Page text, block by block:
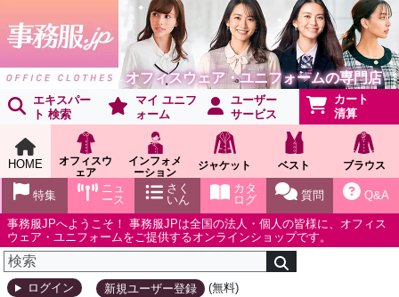
オフィスウェア・ユニフォームの専門店
エキスパー
ト 検索
マイ ユニフ
ォーム
ユーザー
サービス
カート
清算
HOME
オフィスウ
ェア
インフォメ
ーション
ショールー
ム
ジャケット ベスト ブラウス
Q&A
質問
カタ
ログ
さく
いん
ニュ
ース
特集
事務服JPへようこそ！ 事務服JPは全国の法人・個人の皆様に、オフィス
ウェア・ユニフォームをご提供するオンラインショップです。
ログイン 新規ユーザー登録 (無料)